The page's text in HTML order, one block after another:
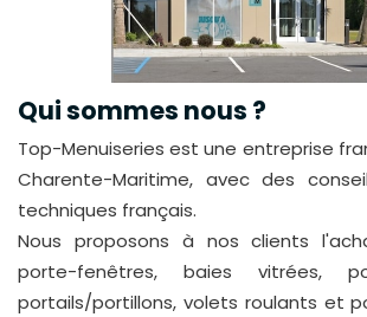
Qui sommes nous ?
Top-Menuiseries est une entreprise
Charente-Maritime, avec des
techniques français.
Nous proposons à nos clients
porte-fenêtres, baies vitrées,
portails/portillons, volets roulants et